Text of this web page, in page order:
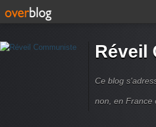
Réveil
Ce blog
non, en France